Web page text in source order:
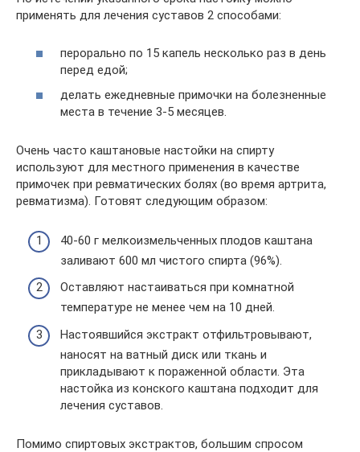
применять для лечения суставов 2 способами:
перорально по 15 капель несколько раз в день
перед едой;
делать ежедневные примочки на болезненные
места в течение 3-5 месяцев.
Очень часто каштановые настойки на спирту
используют для местного применения в качестве
примочек при ревматических болях (во время артрита,
ревматизма). Готовят следующим образом:
40-60 г мелкоизмельченных плодов каштана
заливают 600 мл чистого спирта (96%).
Оставляют настаиваться при комнатной
температуре не менее чем на 10 дней.
Настоявшийся экстракт отфильтровывают,
наносят на ватный диск или ткань и
прикладывают к пораженной области. Эта
настойка из конского каштана подходит для
лечения суставов.
Помимо спиртовых экстрактов, большим спросом